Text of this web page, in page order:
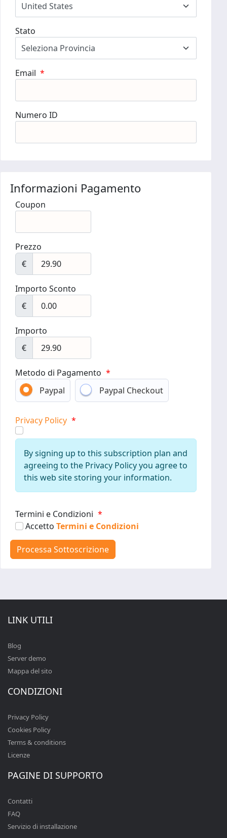
Stato
Email *
Numero ID
Informazioni Pagamento
Coupon
Prezzo
€
Importo Sconto
€
Importo
€
Metodo di Pagamento *
Paypal
Paypal Checkout
Privacy Policy *
By signing up to this subscription plan and
agreeing to the Privacy Policy you agree to
this web site storing your information.
Termini e Condizioni *
Accetto Termini e Condizioni
LINK UTILI
Blog
Server demo
Mappa del sito
CONDIZIONI
Privacy Policy
Cookies Policy
Terms & conditions
Licenze
PAGINE DI SUPPORTO
Contatti
FAQ
Servizio di installazione